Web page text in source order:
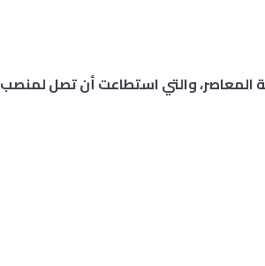
المعاصر، والتي استطاعت أن تصل لمنصب